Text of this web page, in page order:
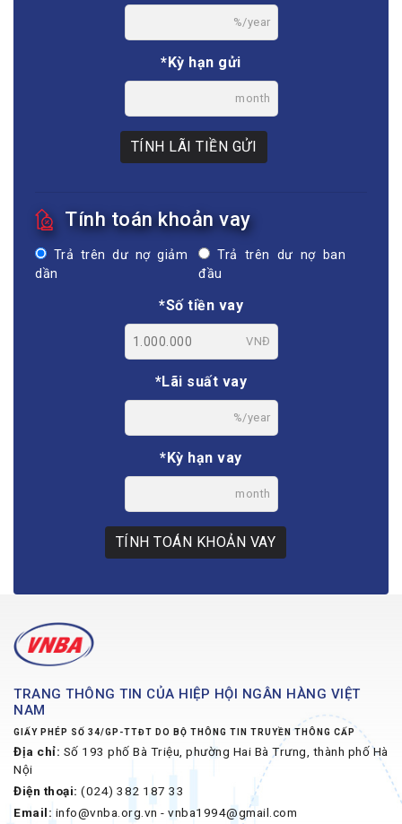
%/year
*Kỳ hạn gửi
month
TÍNH LÃI TIỀN GỬI
Tính toán khoản vay
Trả trên dư nợ giảm
dần
Trả trên dư nợ ban
đầu
*Số tiền vay
VNĐ
*Lãi suất vay
%/year
*Kỳ hạn vay
month
TÍNH TOÁN KHOẢN VAY
TRANG THÔNG TIN CỦA HIỆP HỘI NGÂN HÀNG VIỆT
NAM
GIẤY PHÉP SỐ 34/GP-TTĐT DO BỘ THÔNG TIN TRUYỀN THÔNG CẤP
Địa chỉ: Số 193 phố Bà Triệu, phường Hai Bà Trưng, thành phố Hà
Nội
Điện thoại: (024) 382 187 33
Email: info@vnba.org.vn - vnba1994@gmail.com